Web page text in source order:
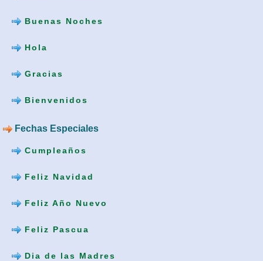
Buenas Noches
Hola
Gracias
Bienvenidos
Fechas Especiales
Cumpleaños
Feliz Navidad
Feliz Año Nuevo
Feliz Pascua
Dia de las Madres